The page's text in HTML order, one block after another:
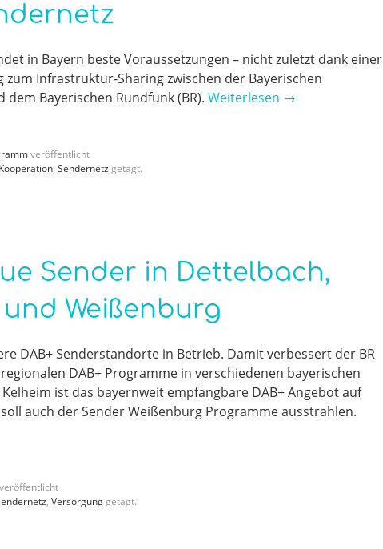
in Bayern beste Voraussetzungen – nicht zuletzt dank einer
zum Infrastruktur-Sharing zwischen der Bayerischen
Bayerischen Rundfunk (BR). Weiterlesen →
veröffentlicht
Kooperation, Sendernetz getagt.
Sender in Dettelbach,
Weißenburg
DAB+ Senderstandorte in Betrieb. Damit verbessert der BR
DAB+ Programme in verschiedenen bayerischen
ist das bayernweit empfangbare DAB+ Angebot auf
auch der Sender Weißenburg Programme ausstrahlen.
veröffentlicht
, Versorgung getagt.